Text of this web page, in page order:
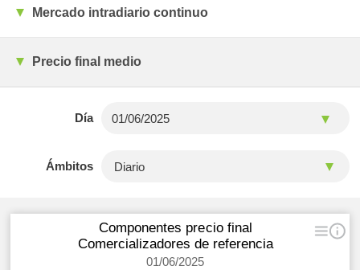
Mercado intradiario continuo
Precio final medio
Día
Ámbitos
Componentes precio final
Comercializadores de referencia
01/06/2025